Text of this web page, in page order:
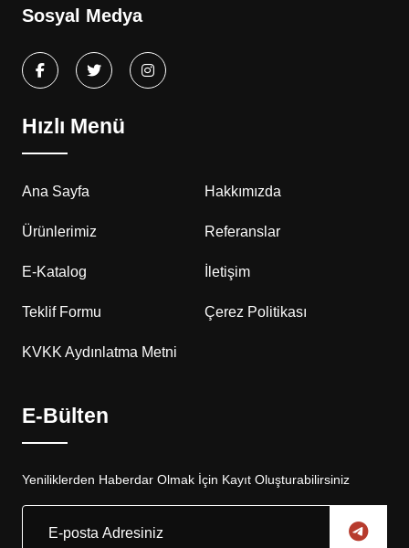
Sosyal Medya
Hızlı Menü
Ana Sayfa Hakkımızda
Ürünlerimiz Referanslar
E-Katalog İletişim
Teklif Formu Çerez Politikası
KVKK Aydınlatma Metni
E-Bülten
Yeniliklerden Haberdar Olmak İçin Kayıt Oluşturabilirsiniz